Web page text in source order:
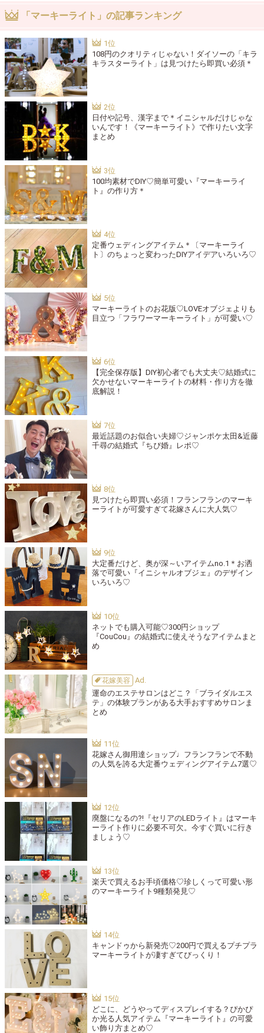
「マーキーライト」の記事ランキング
108円のクオリティじゃない！ダイソーの「キラ
キラスターライト」は見つけたら即買い必須＊
日付や記号、漢字まで＊イニシャルだけじゃな
いんです！《マーキーライト》で作りたい文字
まとめ
100均素材でDIY♡簡単可愛い『マーキーライ
ト』の作り方＊
定番ウェディングアイテム＊〔マーキーライ
ト〕のちょっと変わったDIYアイデアいろいろ♡
マーキーライトのお花版♡LOVEオブジェよりも
目立つ「フラワーマーキーライト」が可愛い♡
【完全保存版】DIY初心者でも大丈夫♡結婚式に
欠かせないマーキーライトの材料・作り方を徹
底解説！
最近話題のお似合い夫婦♡ジャンポケ太田&近藤
千尋の結婚式『ちぴ婚』レポ♡
見つけたら即買い必須！フランフランのマーキ
ーライトが可愛すぎて花嫁さんに大人気♡
大定番だけど、奥が深～いアイテムno.1＊お洒
落で可愛い『イニシャルオブジェ』のデザイン
いろいろ♡
ネットでも購入可能♡300円ショップ
『CouCou』の結婚式に使えそうなアイテムまと
め
花嫁美容
運命のエステサロンはどこ？「ブライダルエス
テ」の体験プランがある大手おすすめサロンま
とめ
花嫁さん御用達ショップ♩フランフランで不動
の人気を誇る大定番ウェディングアイテム7選♡
廃盤になるの?!『セリアのLEDライト』はマーキ
ーライト作りに必要不可欠。今すぐ買いに行き
ましょう♡
楽天で買えるお手頃価格♡珍しくって可愛い形
のマーキーライト9種類発見♡
キャンドゥから新発売♡200円で買えるプチプラ
マーキーライトが凄すぎてびっくり！
どこに、どうやってディスプレイする？ぴかぴ
か光る人気アイテム『マーキーライト』の可愛
い飾り方まとめ♡